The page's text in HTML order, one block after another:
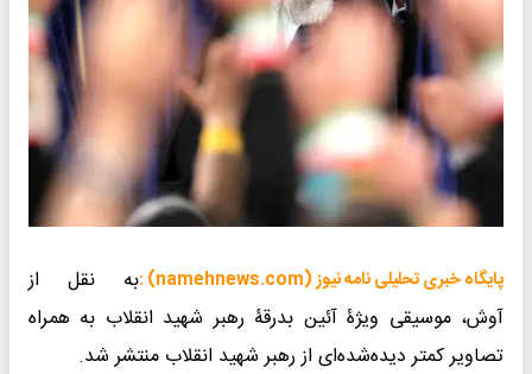
پایگاه خبری تحلیلی نامه نیوز (namehnews.com) :
به نقل از
آوش، موسیقی ویژۀ آئین بدرقۀ رهبر شهید انقلاب به همراه
تصاویر کمتر دیده‌شده‌ای از رهبر شهید انقلاب منتشر شد.